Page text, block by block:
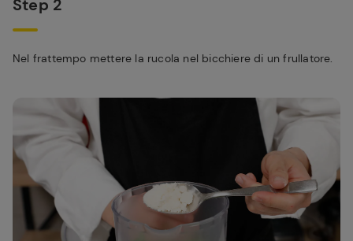
Step 2
Nel frattempo mettere la rucola nel bicchiere di un frullatore.